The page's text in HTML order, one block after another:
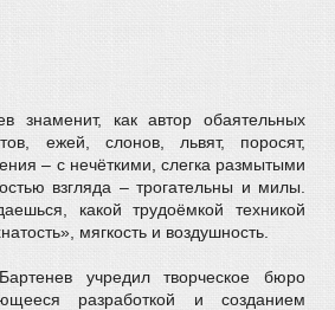
знаменит, как автор обаятельных
ежей, слонов, львят, поросят,
– с нечёткими, слегка размытыми
взгляда – трогательны и милы.
какой трудоёмкой техникой
мягкость и воздушность.
учредил творческое бюро
разработкой и созданием